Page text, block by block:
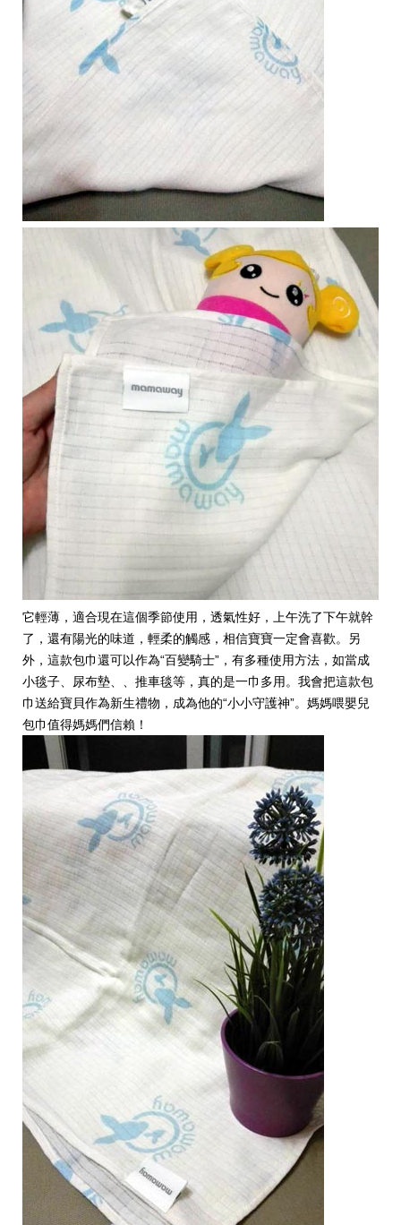
它輕薄，適合現在這個季節使用，透氣性好，上午洗了下午就幹
了，還有陽光的味道，輕柔的觸感，相信寶寶一定會喜歡。另
外，這款包巾還可以作為“百變騎士”，有多種使用方法，如當成
小毯子、尿布墊、、推車毯等，真的是一巾多用。我會把這款包
巾送給寶貝作為新生禮物，成為他的“小小守護神”。媽媽喂嬰兒
包巾值得媽媽們信賴！